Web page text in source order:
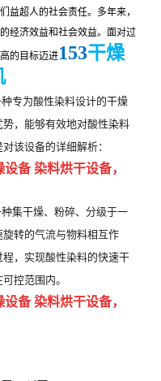
益超人的社会责任。多年来，
经济效益和社会效益。面对过
的目标迈进153干燥
专为酸性染料设计的干燥
，能够有效地对酸性染料
该设备的详细解析：
设备 染料烘干设备，
集干燥、粉碎、分级于一
转的气流与物料相互作
，实现酸性染料的快速干
控范围内。
设备 染料烘干设备，